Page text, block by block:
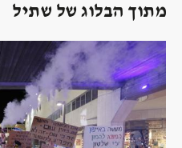
מתוך הבלוג של שתיל